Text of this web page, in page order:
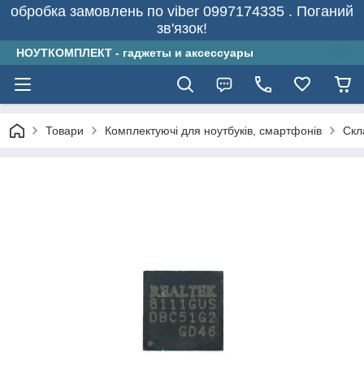
обробка замовлень по viber 0997174335 . Поганий
зв'язок!
НОУТКОМПЛЕКТ - гаджеты и аксессуары
Товари Комплектуючі для ноутбуків, смартфонів